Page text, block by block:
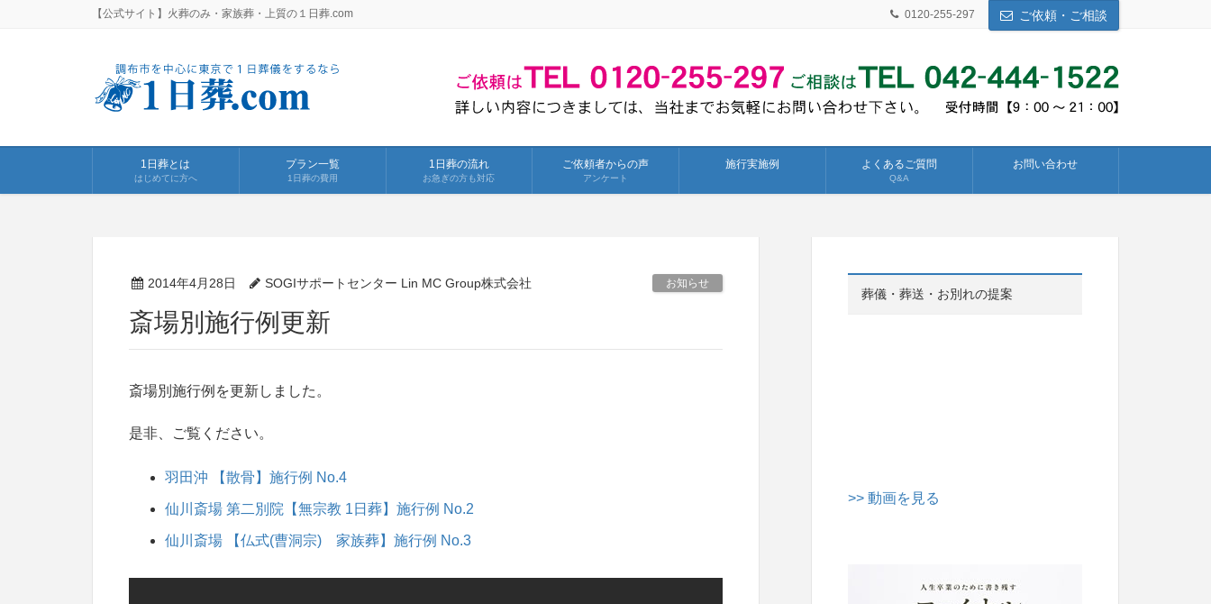
【公式サイト】火葬のみ・家族葬・上質の１日葬.com 0120-255-297 ご依頼・ご相談
1日葬とは
はじめてに方へ
プラン一覧
1日葬の費用
1日葬の流れ
お急ぎの方も対応
ご依頼者からの声
アンケート
施行実施例 よくあるご質問
Q&A
お問い合わせ
2014年4月28日 SOGIサポートセンター Lin MC Group株式会社 お知らせ
斎場別施行例更新
斎場別施行例を更新しました。
是非、ご覧ください。
羽田沖 【散骨】施行例 No.4
仙川斎場 第二別院【無宗教 1日葬】施行例 No.2
仙川斎場 【仏式(曹洞宗) 家族葬】施行例 No.3
葬儀・葬送・お別れの提案
>> 動画を見る